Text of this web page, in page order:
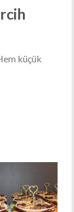
küçük